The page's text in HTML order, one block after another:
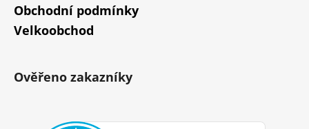
Obchodní podmínky
Velkoobchod
Ověřeno zakazníky